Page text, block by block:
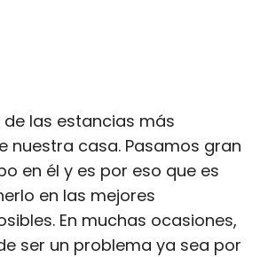
de las estancias más
nuestra casa. Pasamos gran
en él y es por eso que es
en las mejores
En muchas ocasiones,
ser un problema ya sea por